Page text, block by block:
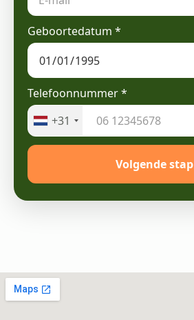
Geboortedatum *
Telefoonnummer*
+31
Volgende stap